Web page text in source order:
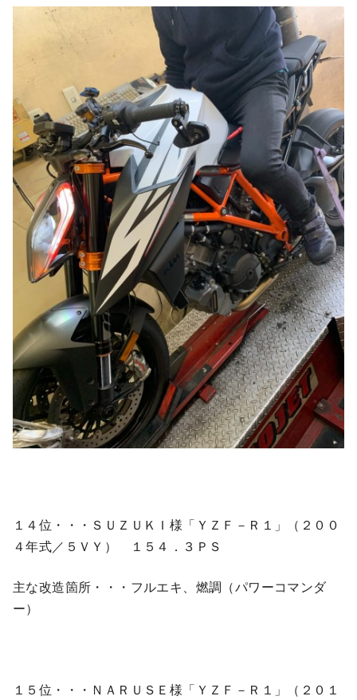
１４位・・・ＳＵＺＵＫＩ様「ＹＺＦ－Ｒ１」（２００
４年式／５ＶＹ） １５４．３ＰＳ
主な改造箇所・・・フルエキ、燃調（パワーコマンダ
ー）
１５位・・・ＮＡＲＵＳＥ様「ＹＺＦ－Ｒ１」（２０１